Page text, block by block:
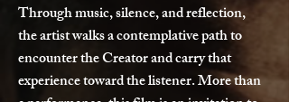
Through music, silence, and reflection,
the artist walks a contemplative path to
encounter the Creator and carry that
experience toward the listener. More than